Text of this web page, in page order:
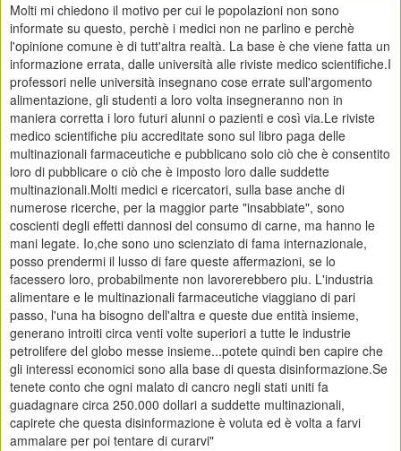
Molti mi chiedono il motivo per cui le popolazioni non sono
informate su questo, perchè i medici non ne parlino e perchè
l'opinione comune è di tutt'altra realtà. La base è che viene fatta un
informazione errata, dalle università alle riviste medico scientifiche.I
professori nelle università insegnano cose errate sull'argomento
alimentazione, gli studenti a loro volta insegneranno non in
maniera corretta i loro futuri alunni o pazienti e così via.Le riviste
medico scientifiche piu accreditate sono sul libro paga delle
multinazionali farmaceutiche e pubblicano solo ciò che è consentito
loro di pubblicare o ciò che è imposto loro dalle suddette
multinazionali.Molti medici e ricercatori, sulla base anche di
numerose ricerche, per la maggior parte "insabbiate", sono
coscienti degli effetti dannosi del consumo di carne, ma hanno le
mani legate. Io,che sono uno scienziato di fama internazionale,
posso prendermi il lusso di fare queste affermazioni, se lo
facessero loro, probabilmente non lavorerebbero piu. L'industria
alimentare e le multinazionali farmaceutiche viaggiano di pari
passo, l'una ha bisogno dell'altra e queste due entità insieme,
generano introiti circa venti volte superiori a tutte le industrie
petrolifere del globo messe insieme...potete quindi ben capire che
gli interessi economici sono alla base di questa disinformazione.Se
tenete conto che ogni malato di cancro negli stati uniti fa
guadagnare circa 250.000 dollari a suddette multinazionali,
capirete che questa disinformazione è voluta ed è volta a farvi
ammalare per poi tentare di curarvi"